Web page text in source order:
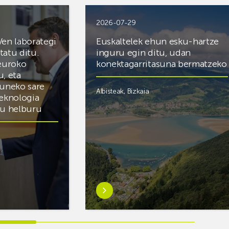
laborategi
ditu.
eta
sare
helburu
2026-07-29
Euskaltelek ehun esku-hartze
inguru egin ditu, udan
konektagarritasuna bermatzeko
Albisteak, Bizkaia
Ezagutu
gehiago:Euskaltelek
ehun
esku-